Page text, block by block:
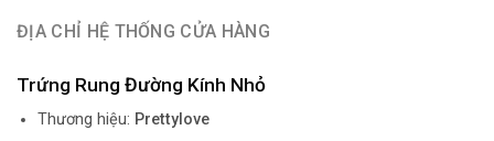
ĐỊA CHỈ HỆ THỐNG CỬA HÀNG
Trứng Rung Đường Kính Nhỏ
Thương hiệu: Prettylove